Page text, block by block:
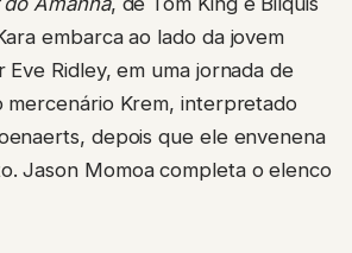
embarca ao lado da jovem
Ridley, em uma jornada de
mercenário Krem, interpretado
depois que ele envenena
Jason Momoa completa o elenco